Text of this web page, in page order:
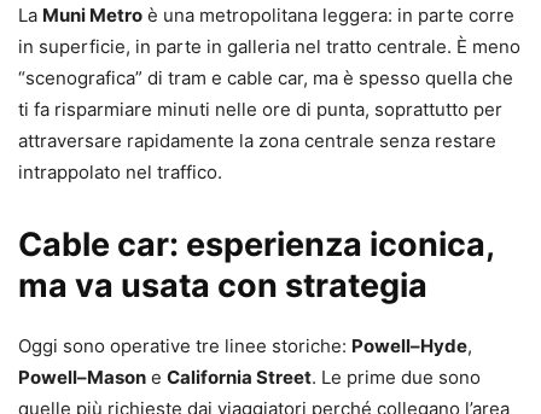
La Muni Metro è una metropolitana leggera: in parte corre
in superficie, in parte in galleria nel tratto centrale. È meno
“scenografica” di tram e cable car, ma è spesso quella che
ti fa risparmiare minuti nelle ore di punta, soprattutto per
attraversare rapidamente la zona centrale senza restare
intrappolato nel traffico.
Cable car: esperienza iconica,
ma va usata con strategia
Oggi sono operative tre linee storiche: Powell–Hyde,
Powell–Mason e California Street. Le prime due sono
quelle più richieste dai viaggiatori perché collegano l’area